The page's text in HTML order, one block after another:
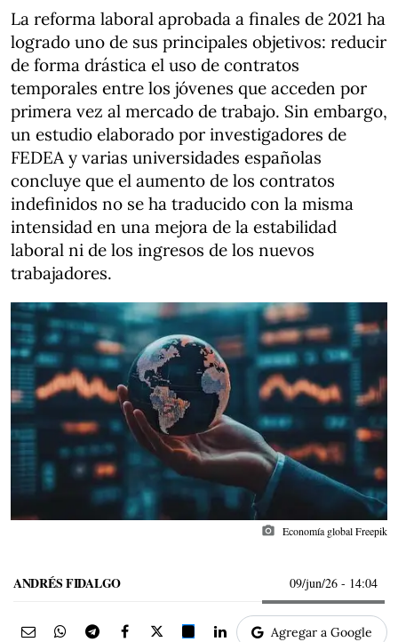
La reforma laboral aprobada a finales de 2021 ha
logrado uno de sus principales objetivos: reducir
de forma drástica el uso de contratos
temporales entre los jóvenes que acceden por
primera vez al mercado de trabajo. Sin embargo,
un estudio elaborado por investigadores de
FEDEA y varias universidades españolas
concluye que el aumento de los contratos
indefinidos no se ha traducido con la misma
intensidad en una mejora de la estabilidad
laboral ni de los ingresos de los nuevos
trabajadores.
photo_camera Economía global Freepik
ANDRÉS FIDALGO 09/jun/26 - 14:04
Agregar a Google